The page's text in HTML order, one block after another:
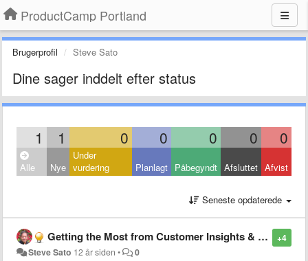
ProductCamp Portland
Brugerprofil Steve Sato
Dine sager inddelt efter status
1 1 0 0 0 0 0
Alle Nye
Under
vurdering
Planlagt Påbegyndt Afsluttet Afvist
Seneste opdaterede
+4
Getting the Most from Customer Insights & Trends in Shaping a Strategy
Steve Sato 12 år siden • 0